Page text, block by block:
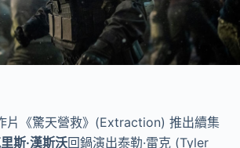
片《驚天營救》(Extraction) 推出續集
斯·漢斯沃回鍋演出泰勒·雷克 (Tyler